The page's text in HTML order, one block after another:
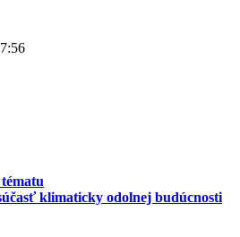
klimaticky odolnej budúcnosti